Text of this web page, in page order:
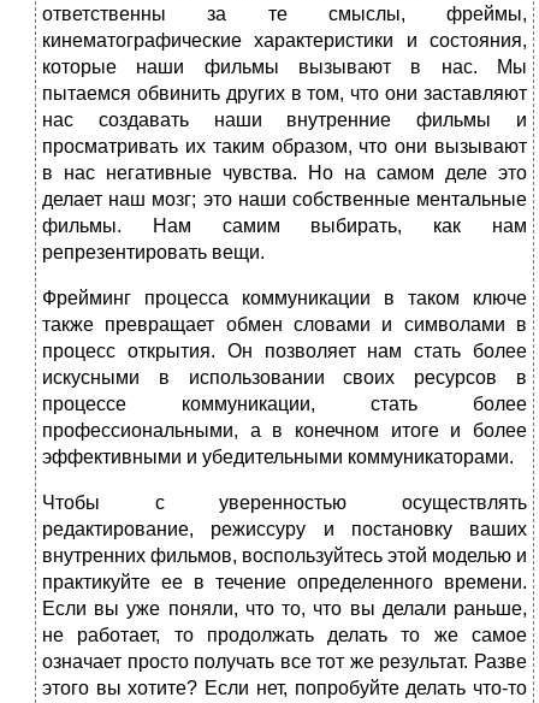
ответственны за те смыслы, фреймы,
кинематографические характеристики и состояния,
которые наши фильмы вызывают в нас. Мы
пытаемся обвинить других в том, что они заставляют
нас создавать наши внутренние фильмы и
просматривать их таким образом, что они вызывают
в нас негативные чувства. Но на самом деле это
делает наш мозг; это наши собственные ментальные
фильмы. Нам самим выбирать, как нам
репрезентировать вещи.
Фрейминг процесса коммуникации в таком ключе
также превращает обмен словами и символами в
процесс открытия. Он позволяет нам стать более
искусными в использовании своих ресурсов в
процессе коммуникации, стать более
профессиональными, а в конечном итоге и более
эффективными и убедительными коммуникаторами.
Чтобы с уверенностью осуществлять
редактирование, режиссуру и постановку ваших
внутренних фильмов, воспользуйтесь этой моделью и
практикуйте ее в течение определенного времени.
Если вы уже поняли, что то, что вы делали раньше,
не работает, то продолжать делать то же самое
означает просто получать все тот же результат. Разве
этого вы хотите? Если нет, попробуйте делать что-то